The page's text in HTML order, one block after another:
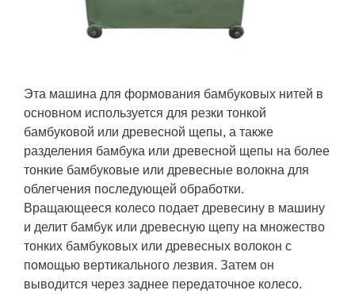
Эта машина для формования бамбуковых нитей в
основном используется для резки тонкой
бамбуковой или древесной щепы, а также
разделения бамбука или древесной щепы на более
тонкие бамбуковые или древесные волокна для
облегчения последующей обработки.
Вращающееся колесо подает древесину в машину
и делит бамбук или древесную щепу на множество
тонких бамбуковых или древесных волокон с
помощью вертикального лезвия. Затем он
выводится через заднее передаточное колесо.